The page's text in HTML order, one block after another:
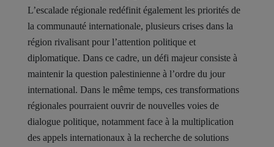
L’escalade régionale redéfinit également les priorités de
la communauté internationale, plusieurs crises dans la
région rivalisant pour l’attention politique et
diplomatique. Dans ce cadre, un défi majeur consiste à
maintenir la question palestinienne à l’ordre du jour
international. Dans le même temps, ces transformations
régionales pourraient ouvrir de nouvelles voies de
dialogue politique, notamment face à la multiplication
des appels internationaux à la recherche de solutions